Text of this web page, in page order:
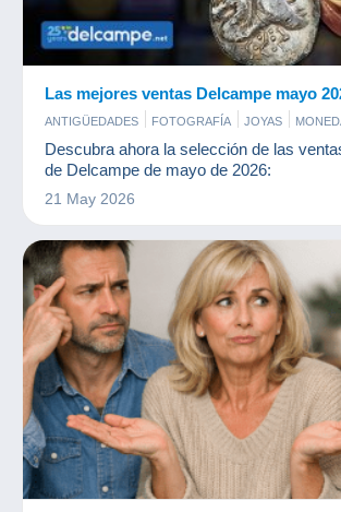
Las mejores ventas Delcampe mayo
ANTIGÜEDADES FOTOGRAFÍA JOYAS
PERFUMES
POSTALES SELLOS
Descubra ahora la selección de las
de Delcampe de mayo de 2026:
21 May 2026